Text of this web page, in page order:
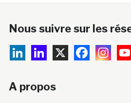
Nous suivre sur les
A propos